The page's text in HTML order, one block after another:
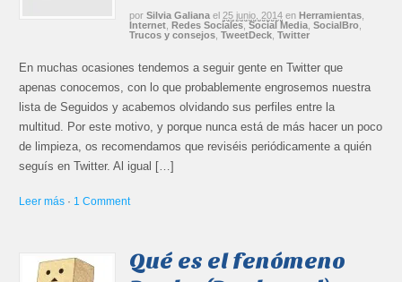
por Silvia Galiana el 25 junio, 2014 en Herramientas
Internet ,Redes Sociales,Social Media ,SocialBro
Trucos y consejos ,TweetDeck ,Twitter
En muchas ocasiones tendemos a seguir gente en Twitter que
apenas conocemos, con lo que probablemente engrosemos nuestra
lista de Seguidos y acabemos olvidando sus perfiles entre la
multitud. Por este motivo, y porque nunca está de más hacer un poco
de limpieza, os recomendamos que reviséis periódicamente a quién
seguís en Twitter. Al igual […]
Leer más · 1 Comment
Qué es el fenómeno